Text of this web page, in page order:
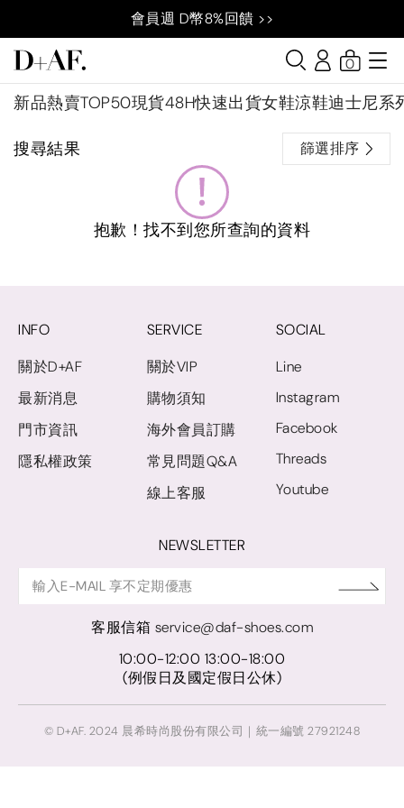
會員週 D幣8%回饋 >>
新品熱賣TOP50現貨48H快速出貨女鞋涼鞋迪士尼系
0
搜尋結果 篩選排序
抱歉！找不到您所查詢的資料
INFO
關於D+AF
最新消息
門市資訊
隱私權政策
SERVICE
關於VIP
購物須知
海外會員訂購
常見問題Q&A
線上客服
SOCIAL
Line
Instagram
Facebook
Threads
Youtube
NEWSLETTER
客服信箱 service@daf-shoes.com
10:00-12:00 13:00-18:00
(例假日及國定假日公休)
© D+AF. 2024 晨希時尚股份有限公司｜統一編號 27921248